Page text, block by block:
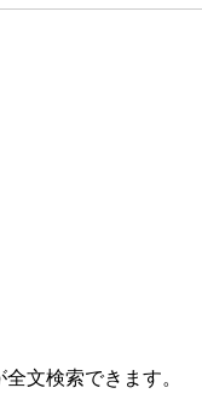
文検索できます。